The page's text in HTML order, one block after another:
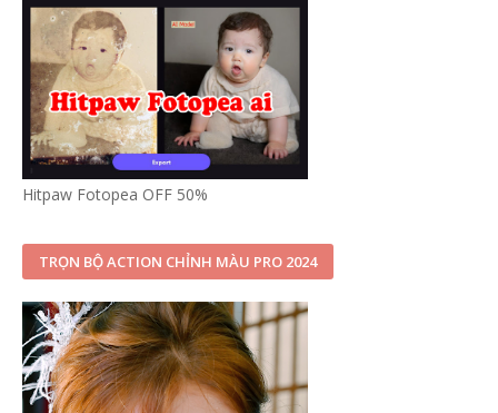
Hitpaw Fotopea OFF 50%
TRỌN BỘ ACTION CHỈNH MÀU PRO 2024